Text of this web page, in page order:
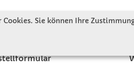
Gründe für Winkler
Sie können Ihre